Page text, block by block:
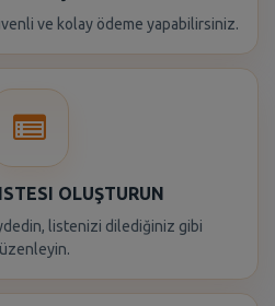
ve kolay ödeme yapabilirsiniz.
OLUŞTURUN
listenizi dilediğiniz gibi